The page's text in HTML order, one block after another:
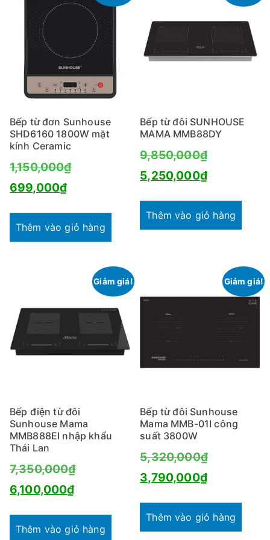
Bếp từ đơn Sunhouse
SHD6160 1800W mặt
kính Ceramic
1,150,000₫Giá
1,150,000₫.
699,000₫Giá
tại
699,000₫.
Thêm vào giỏ hàng
Bếp từ đôi SUNHOUSE
MAMA MMB88DY
9,850,000₫Giá
gốc
5,250,000₫Giá
tại
Thêm vào giỏ hàng
Giảm giá!
Bếp điện từ đôi
Sunhouse Mama
MMB888EI nhập khẩu
Thái Lan
7,350,000₫Giá
7,350,000₫.
6,100,000₫Giá
tại
Thêm vào giỏ hàng
Giảm giá!
Bếp từ đôi Sunhouse
Mama MMB-01I công
suất 3800W
5,320,000₫Giá
gốc
3,790,000₫Giá
tại
Thêm vào giỏ hàng